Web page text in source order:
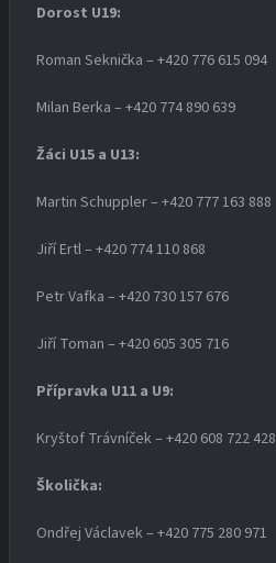
Dorost U19:
Roman Seknička – +420 776 615 094
Milan Berka – +420 774 890 639
Žáci U15 a U13:
Martin Schuppler – +420 777 163 888
Jiří Ertl – +420 774 110 868
Petr Vafka – +420 730 157 676
Jiří Toman – +420 605 305 716
Přípravka U11 a U9:
Kryštof Trávníček – +420 608 722 428
Školička:
Ondřej Václavek – +420 775 280 971